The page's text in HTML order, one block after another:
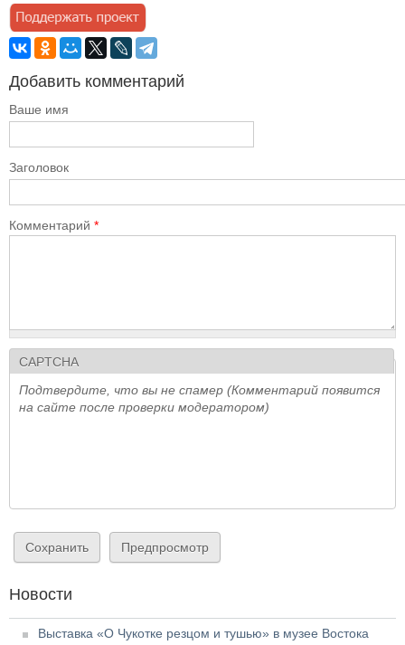
Добавить комментарий
Ваше имя
Заголовок
Комментарий *
CAPTCHA
Подтвердите, что вы не спамер (Комментарий появится
на сайте после проверки модератором)
Новости
Выставка «О Чукотке резцом и тушью» в музее Востока